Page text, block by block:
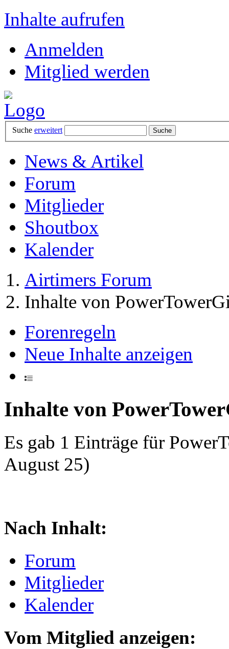
Inhalte aufrufen
Anmelden
Mitglied werden
Suche erweitert
News & Artikel
Forum
Mitglieder
Shoutbox
Kalender
Airtimers Forum
Inhalte von
Forenregeln
Neue Inhalte anzeigen
Inhalte von
Es gab 1 Einträge für
August 25)
Nach Inhalt:
Forum
Mitglieder
Kalender
Vom Mitglied anzeigen: